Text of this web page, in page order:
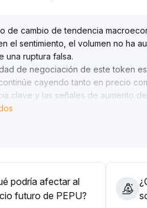
de cambio de tendencia
el sentimiento, el volumen no ha
una ruptura falsa.
de negociación de este token
cayendo tanto en precio
clave y las señales de aumento
es preferible establecer puntos
seguir la subida en niveles altos y
podría afectar al
futuro de PEPU?